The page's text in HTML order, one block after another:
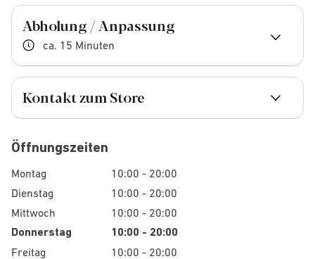
Abholung / Anpassung
ca. 15 Minuten
Kontakt zum Store
Öffnungszeiten
Montag
10:00 - 20:00
Dienstag
10:00 - 20:00
Mittwoch
10:00 - 20:00
Donnerstag 10:00 - 20:00
Freitag
10:00 - 20:00